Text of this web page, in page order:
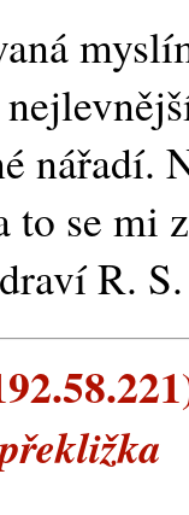
nářadí.
to se mi
R. S.